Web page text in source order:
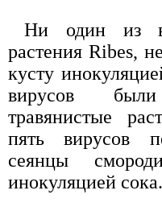
Ни один из
растения Ribes,
кусту
вирусов
травянистые
пять вирусов
сеянцы
инокуляцией сока.